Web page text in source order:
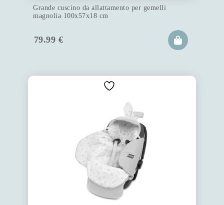
Grande cuscino da allattamento per gemelli
magnolia 100x57x18 cm
79.99 €